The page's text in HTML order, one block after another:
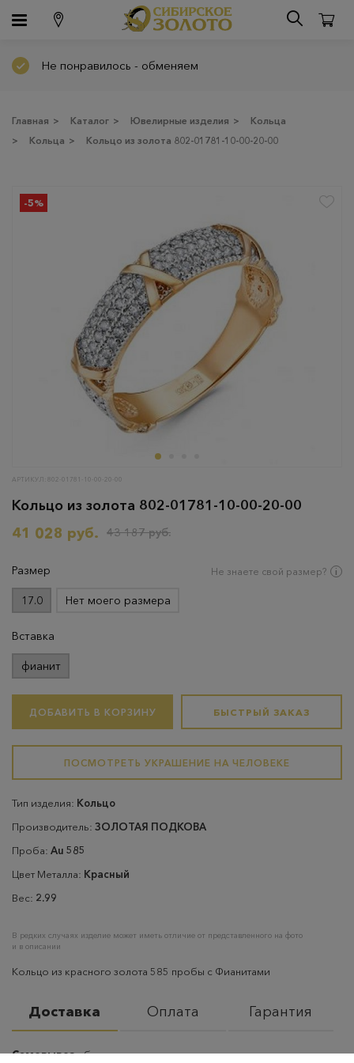
Не понравилось - обменяем
Главная > Каталог > Ювелирные изделия >
Кольца
>
Кольца > Кольцо из золота 802-01781-10-00-20-00
-5%
АРТИКУЛ: 802-01781-10-00-20-00
Кольцо из золота 802-01781-10-00-20-00
41 028 руб.
43 187 руб.
Размер Не знаете свой размер?
17.0 Нет моего размера
Вставка
фианит
ДОБАВИТЬ В КОРЗИНУ БЫСТРЫЙ ЗАКАЗ
ПОСМОТРЕТЬ УКРАШЕНИЕ НА ЧЕЛОВЕКЕ
Тип изделия: Кольцо
Производитель: ЗОЛОТАЯ ПОДКОВА
Проба: Au 585
Цвет Металла: Красный
Вес: 2.99
В редких случаях изделие может иметь отличие от представленного на фото
и в описании
Кольцо из красного золота 585 пробы с Фианитами
Доставка Оплата Гарантия
Самовывоз– бесплатно